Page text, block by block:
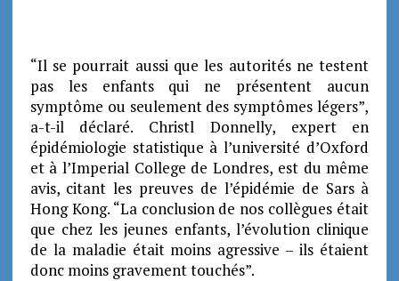
“Il se pourrait aussi que les autorités ne testent
pas les enfants qui ne présentent aucun
symptôme ou seulement des symptômes légers”,
a-t-il déclaré. Christl Donnelly, expert en
épidémiologie statistique à l’université d’Oxford
et à l’Imperial College de Londres, est du même
avis, citant les preuves de l’épidémie de Sars à
Hong Kong. “La conclusion de nos collègues était
que chez les jeunes enfants, l’évolution clinique
de la maladie était moins agressive – ils étaient
donc moins gravement touchés”.